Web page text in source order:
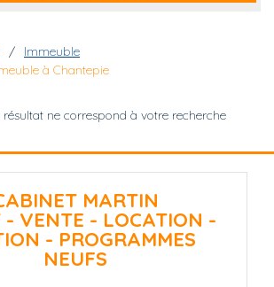
Immeuble
à Chantepie
résultat ne correspond à votre recherche
MARTIN
- VENTE - LOCATION -
- PROGRAMMES
NEUFS